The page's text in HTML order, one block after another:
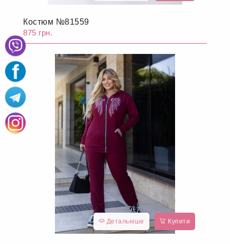
Костюм №81559
875 грн.
Детальніше Купити